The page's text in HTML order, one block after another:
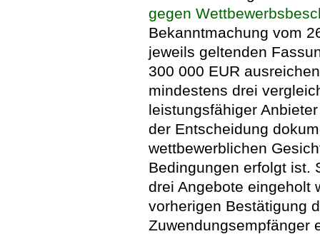
gegen
Bekanntmachung vom
jeweils geltenden
300 000 EUR
mindestens drei
leistungsfähiger
der Entscheidung
wettbewerblichen
Bedingungen erfolgt ist.
drei Angebote eingeholt
vorherigen Bestätigung
Zuwendungsempfänger